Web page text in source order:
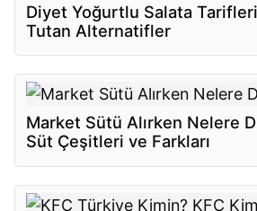
Diyet Yoğurtlu Salata
Tutan Alternatifler
Market Sütü Alırken Nelere
Süt Çeşitleri ve Farkları